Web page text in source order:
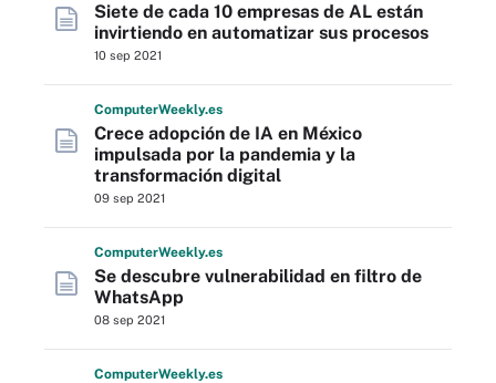
Siete de cada 10 empresas de AL están
invirtiendo en automatizar sus procesos
10 sep 2021
ComputerWeekly.es
Crece adopción de IA en México
impulsada por la pandemia y la
transformación digital
09 sep 2021
ComputerWeekly.es
Se descubre vulnerabilidad en filtro de
WhatsApp
08 sep 2021
ComputerWeekly.es